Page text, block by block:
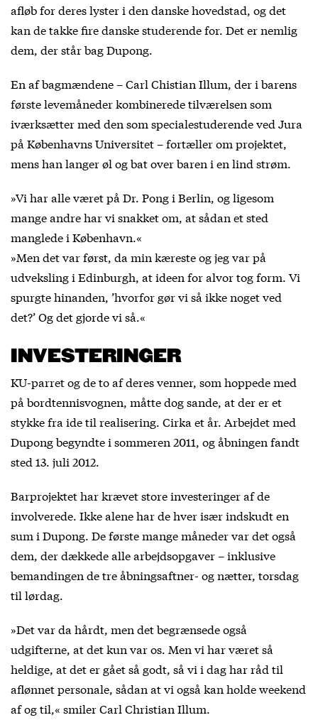
afløb for deres lyster i den danske hovedstad, og det
kan de takke fire danske studerende for. Det er nemlig
dem, der står bag Dupong.
En af bagmændene – Carl Chistian Illum, der i barens
første levemåneder kombinerede tilværelsen som
iværksætter med den som specialestuderende ved Jura
på Københavns Universitet – fortæller om projektet,
mens han langer øl og bat over baren i en lind strøm.
»Vi har alle været på Dr. Pong i Berlin, og ligesom
mange andre har vi snakket om, at sådan et sted
manglede i København.«
»Men det var først, da min kæreste og jeg var på
udveksling i Edinburgh, at ideen for alvor tog form. Vi
spurgte hinanden, ’hvorfor gør vi så ikke noget ved
det?’ Og det gjorde vi så.«
INVESTERINGER
KU-parret og de to af deres venner, som hoppede med
på bordtennisvognen, måtte dog sande, at der er et
stykke fra ide til realisering. Cirka et år. Arbejdet med
Dupong begyndte i sommeren 2011, og åbningen fandt
sted 13. juli 2012.
Barprojektet har krævet store investeringer af de
involverede. Ikke alene har de hver især indskudt en
sum i Dupong. De første mange måneder var det også
dem, der dækkede alle arbejdsopgaver – inklusive
bemandingen de tre åbningsaftner- og nætter, torsdag
til lørdag.
»Det var da hårdt, men det begrænsede også
udgifterne, at det kun var os. Men vi har været så
heldige, at det er gået så godt, så vi i dag har råd til
aflønnet personale, sådan at vi også kan holde weekend
af og til,« smiler Carl Christian Illum.